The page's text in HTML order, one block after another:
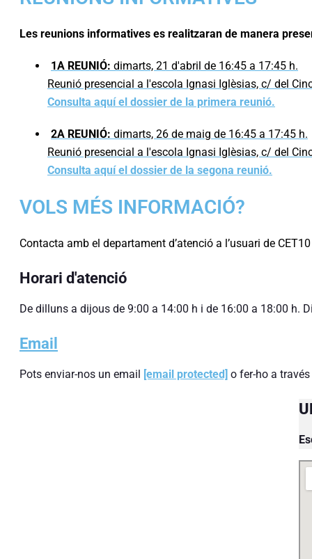
Les reunions informatives es realitzaran de manera
1A REUNIÓ: dimarts, 21 d'abril de 16:45 a 17:45 h.
Reunió presencial a l'escola Ignasi Iglèsias, c/ del
Consulta aquí el dossier de la primera reunió.
2A REUNIÓ: dimarts, 26 de maig de 16:45 a 17:45 h.
Reunió presencial a l'escola Ignasi Iglèsias, c/ del
Consulta aquí el dossier de la segona reunió.
VOLS MÉS INFORMACIÓ?
Contacta amb el departament d’atenció a l’usuari de
Horari d'atenció
De dilluns a dijous de 9:00 a 14:00 h i de 16:00 a 18:00 h.
Email
Pots enviar-nos un email [email protected] o fer-ho a